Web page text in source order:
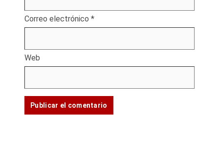
Correo electrónico *
Web